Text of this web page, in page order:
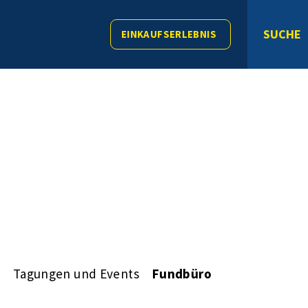
EINKAUFSERLEBNIS SUCHE
Tagungen und Events Fundbüro